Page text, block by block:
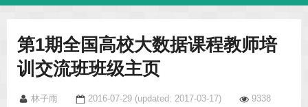
第1期全国高校大数据课程教师培
训交流班班级主页
林子雨 2016-07-29 (updated: 2017-03-17) 9338